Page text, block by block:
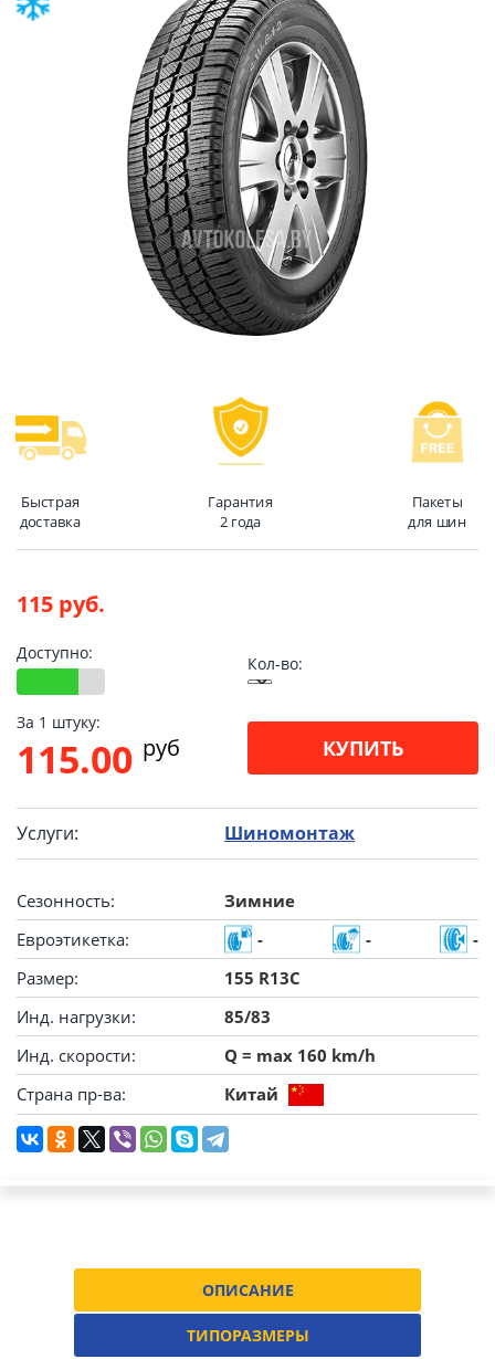
Быстрая
доставка
Гарантия
2 года
Пакеты
для шин
115 руб.
Доступно:
Кол-во:
За 1 штуку:
115.00 pуб КУПИТЬ
Услуги: Шиномонтаж
Сезонность:
Зимние
Евроэтикетка:
- -
-
Размер:
155 R13C
Инд. нагрузки:
85/83
Инд. скорости:
Q = max 160 km/h
Страна пр-ва:
Китай
ОПИСАНИЕ
ТИПОРАЗМЕРЫ